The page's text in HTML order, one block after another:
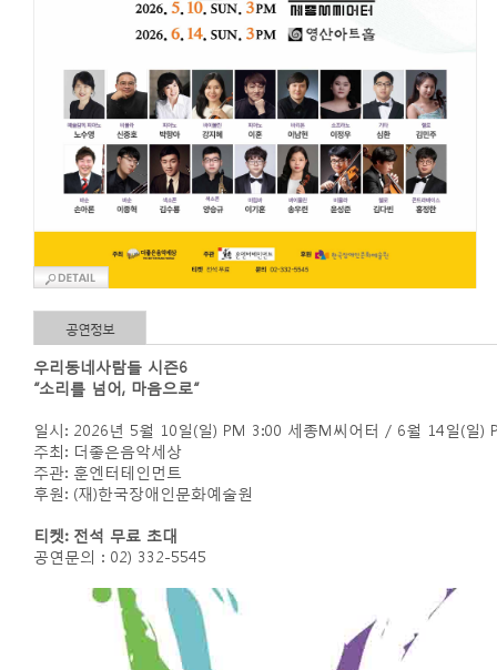
공연정보
우리동네사람들 시즌6
“소리를 넘어, 마음으로”
일시: 2026년 5월 10일(일) PM 3:00 세종M씨어터 / 6월 14일(일)
주최: 더좋은음악세상
주관: 훈엔터테인먼트
후원: (재)한국장애인문화예술원
티켓: 전석 무료 초대
공연문의 : 02) 332-5545